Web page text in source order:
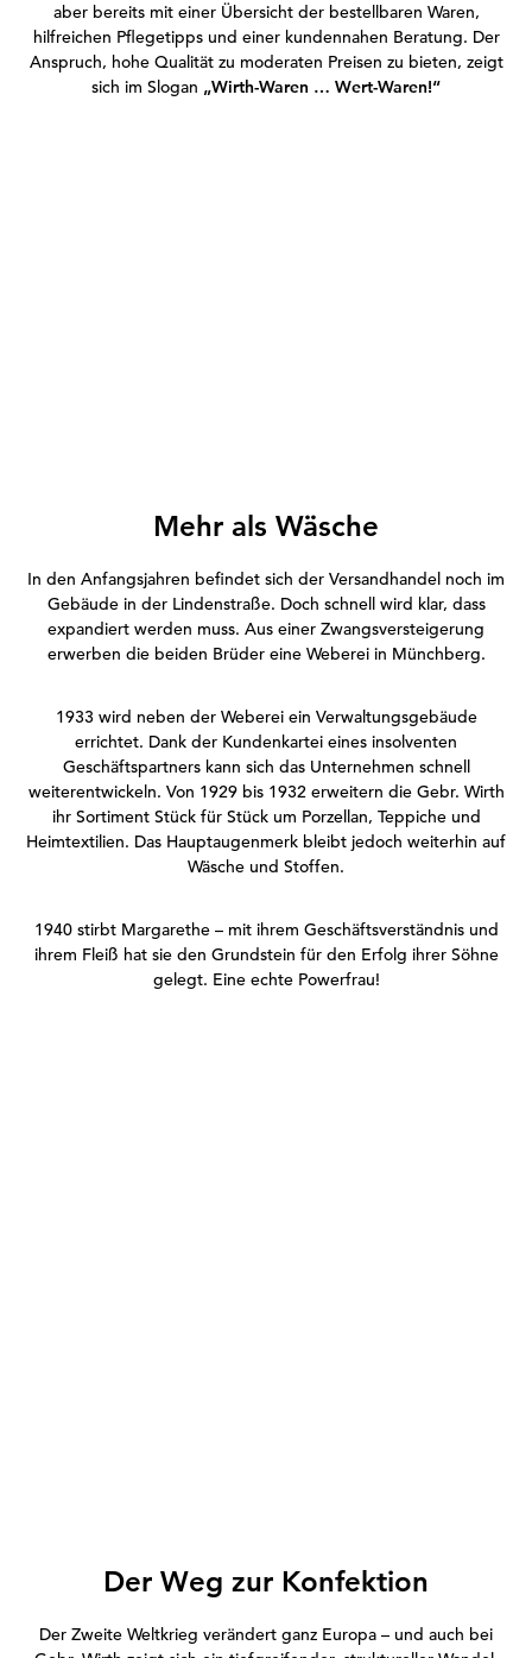
aber bereits mit einer Übersicht der bestellbaren Waren,
hilfreichen Pflegetipps und einer kundennahen Beratung. Der
Anspruch, hohe Qualität zu moderaten Preisen zu bieten, zeigt
sich im Slogan „Wirth-Waren … Wert-Waren!“
Mehr als Wäsche
In den Anfangsjahren befindet sich der Versandhandel noch im
Gebäude in der Lindenstraße. Doch schnell wird klar, dass
expandiert werden muss. Aus einer Zwangsversteigerung
erwerben die beiden Brüder eine Weberei in Münchberg.
1933 wird neben der Weberei ein Verwaltungsgebäude
errichtet. Dank der Kundenkartei eines insolventen
Geschäftspartners kann sich das Unternehmen schnell
weiterentwickeln. Von 1929 bis 1932 erweitern die Gebr. Wirth
ihr Sortiment Stück für Stück um Porzellan, Teppiche und
Heimtextilien. Das Hauptaugenmerk bleibt jedoch weiterhin auf
Wäsche und Stoffen.
1940 stirbt Margarethe – mit ihrem Geschäftsverständnis und
ihrem Fleiß hat sie den Grundstein für den Erfolg ihrer Söhne
gelegt. Eine echte Powerfrau!
Der Weg zur Konfektion
Der Zweite Weltkrieg verändert ganz Europa – und auch bei